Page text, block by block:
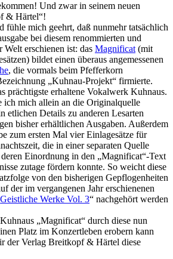
Und zwar in seinem neuen
& Härtel“!
fühle mich geehrt, daß nunmehr tatsächlich
bei diesem renommierten und
erschienen ist: das Magnificat (mit
bildet einen überaus angemessenen
, die vormals beim Pfefferkorn
„Kuhnau-Projekt“ firmierte.
prächtigste erhaltene Vokalwerk Kuhnaus.
ich mich allein an die Originalquelle
etlichen Details zu anderen Lesarten
bisher erhältlichen Ausgaben. Außerdem
zum ersten Mal vier Einlagesätze für
die in einer separaten Quelle
Einordnung in den „Magnificat“-Text
zutage fördern konnte. So weicht diese
von den bisherigen Gepflogenheiten
der im vergangenen Jahr erschienenen
Geistliche Werke Vol. 3“ nachgehört werden
„Magnificat“ durch diese nun
Platz im Konzertleben erobern kann
der Verlag Breitkopf & Härtel diese